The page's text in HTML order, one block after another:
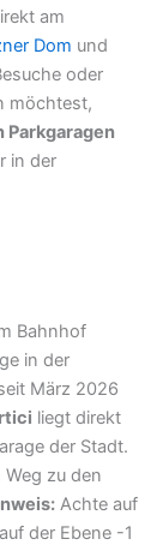
am
Dom und
oder
möchtest,
in der
Bahnhof
in der
März 2026
liegt direkt
der Stadt.
zu den
Achte auf
der Ebene -1